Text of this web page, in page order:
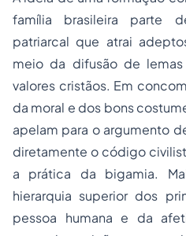
família brasileira parte
patriarcal que atrai
meio da difusão de
valores cristãos. Em
da moral e dos bons
apelam para o argumento
diretamente o código
a prática da bigamia.
hierarquia superior dos
pessoa humana e da